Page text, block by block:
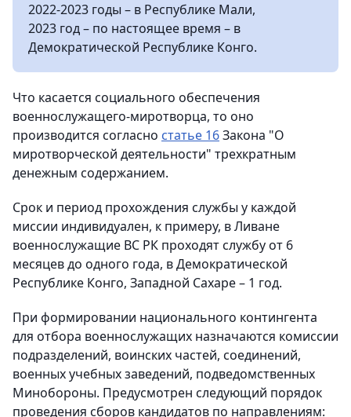
2022-2023 годы – в Республике Мали,
2023 год – по настоящее время – в
Демократической Республике Конго.
Что касается социального обеспечения
военнослужащего-миротворца, то оно
производится согласно статье 16Закона "О
миротворческой деятельности" трехкратным
денежным содержанием.
Срок и период прохождения службы у каждой
миссии индивидуален, к примеру, в Ливане
военнослужащие ВС РК проходят службу от 6
месяцев до одного года, в Демократической
Республике Конго, Западной Сахаре – 1 год.
При формировании национального контингента
для отбора военнослужащих назначаются комиссии
подразделений, воинских частей, соединений,
военных учебных заведений, подведомственных
Минобороны. Предусмотрен следующий порядок
проведения сборов кандидатов по направлениям: